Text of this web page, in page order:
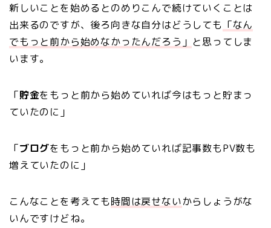
新しいことを始めるとのめりこんで続けていくことは
出来るのですが、後ろ向きな自分はどうしても 「なん
でもっと前から始めなかったんだろう」 と思ってしま
います。
「貯金をもっと前から始めていれば今はもっと貯まっ
ていたのに」
「ブログをもっと前から始めていれば記事数もPV数も
増えていたのに」
こんなことを考えても時間は戻せないからしょうがな
いんですけどね。